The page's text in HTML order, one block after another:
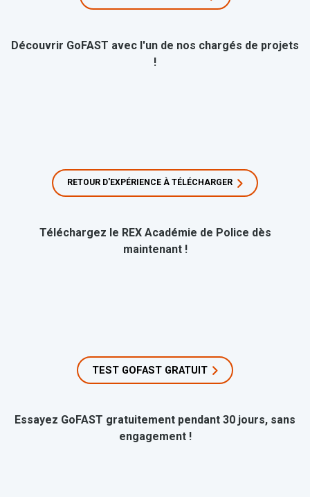
Découvrir GoFAST avec l'un de nos chargés de projets
!
RETOUR D'EXPÉRIENCE À TÉLÉCHARGER
Téléchargez le REX Académie de Police dès
maintenant !
TEST GOFAST GRATUIT
Essayez GoFAST gratuitement pendant 30 jours, sans
engagement !